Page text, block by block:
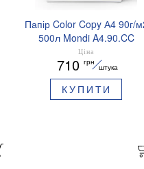
Папір Color Copy А4 90г/
500л Mondi A4.90.CC
Ціна
710 грн
штука
КУПИТИ